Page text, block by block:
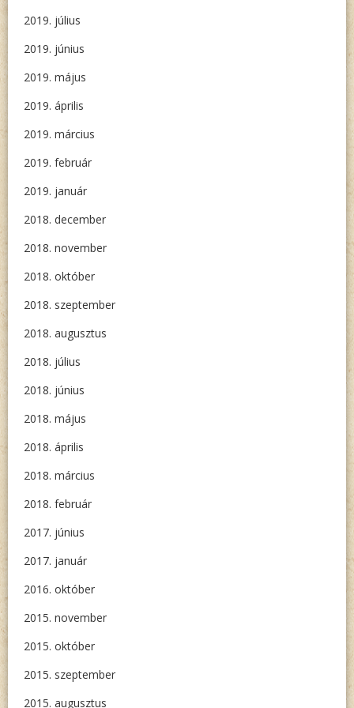
2019. július
2019. június
2019. május
2019. április
2019. március
2019. február
2019. január
2018. december
2018. november
2018. október
2018. szeptember
2018. augusztus
2018. július
2018. június
2018. május
2018. április
2018. március
2018. február
2017. június
2017. január
2016. október
2015. november
2015. október
2015. szeptember
2015. augusztus